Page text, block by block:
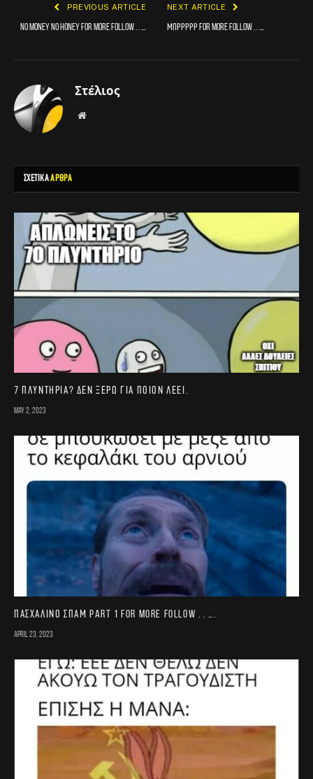
PREVIOUS ARTICLE
No money no honey For more follow . . ….
NEXT ARTICLE
Μπρρρρρ For more follow . . ….
Στέλιος
Website
ΣΧΕΤΙΚΑΑΡΘΡΑ
7 πλυντήρια? Δεν ξέρω για ποιον λέει.
May 2, 2023
Πασχαλινό σπαμ part 1 For more follow . . ….
April 23, 2023